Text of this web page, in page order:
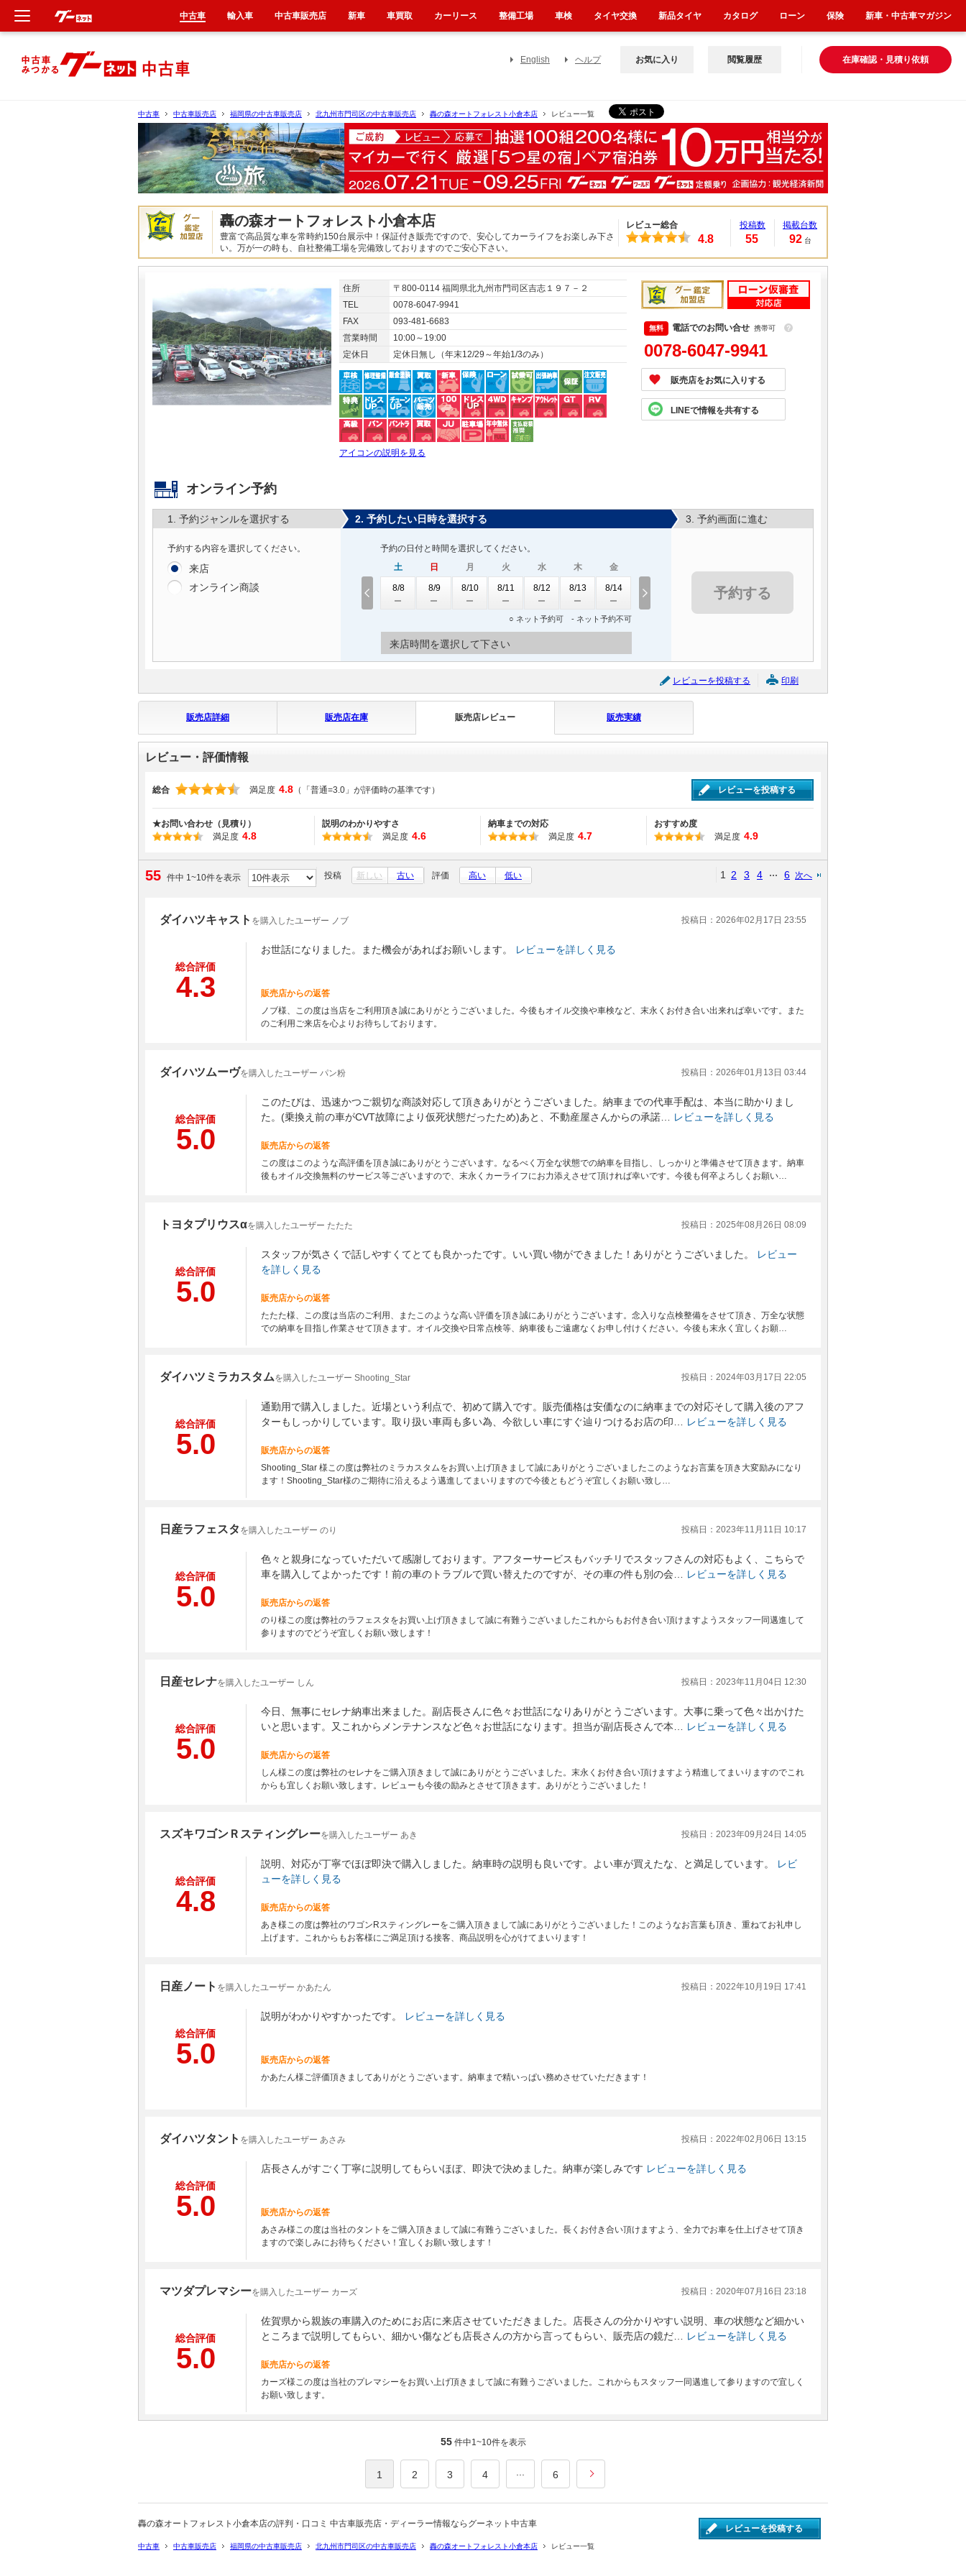
English ヘルプ 在庫確認・見積り依頼
お気に入り 閲覧履歴
中古車 中古車販売店 福岡県の中古車販売店 北九州市門司区の中古車販売店 轟の森オートフォレスト小倉本店 レビュー一覧
轟の森オートフォレスト小倉本店
豊富で高品質な車を常時約150台展示中！保証付き販売ですので、安心してカーライフをお楽しみ下さ
い。万が一の時も、自社整備工場を完備致しておりますのでご安心下さい。
レビュー総合
4.8
投稿数
55
掲載台数
92 台
住所
〒800-0114 福岡県北九州市門司区吉志１９７－２
TEL
0078-6047-9941
FAX
093-481-6683
営業時間
10:00～19:00
定休日
定休日無し（年末12/29～年始1/3のみ）
アイコンの説明を見る
電話でのお問い合せ 携帯可 ？
0078-6047-9941
販売店をお気に入りする
LINEで情報を共有する
オンライン予約
1. 予約ジャンルを選択する
予約する内容を選択してください。
来店
オンライン商談
2. 予約したい日時を選択する
予約の日付と時間を選択してください。
土
8/8
日
8/9
月
8/10
火
8/11
水
8/12
木
8/13
金
8/14
○ ネット予約可 - ネット予約不可
来店時間を選択して下さい
3. 予約画面に進む
予約する
レビューを投稿する 印刷
販売店詳細 販売店在庫 販売店レビュー 販売実績
レビュー・評価情報
総合 満足度 4.8 （「普通=3.0」が評価時の基準です） レビューを投稿する
★お問い合わせ（見積り）
満足度 4.8
説明のわかりやすさ
満足度 4.6
納車までの対応
満足度 4.7
おすすめ度
満足度 4.9
55 件中 1~10件を表示 投稿 新しい 古い 評価 高い 低い 1 2 3 4 6 次へ
ダイハツキャスト を購入したユーザー ノブ 投稿日：2026年02月17日 23:55
総合評価
4.3
お世話になりました。また機会があればお願いします。 レビューを詳しく見る
販売店からの返答
ノブ様、この度は当店をご利用頂き誠にありがとうございました。今後もオイル交換や車検など、末永くお付き合い出来れば幸いです。また
のご利用ご来店を心よりお待ちしております。
ダイハツムーヴを購入したユーザー パン粉 投稿日：2026年01月13日 03:44
総合評価
5.0
このたびは、迅速かつご親切な商談対応して頂きありがとうございました。納車までの代車手配は、本当に助かりまし
た。(乗換え前の車がCVT故障により仮死状態だったため)あと、不動産屋さんからの承諾…
レビューを詳しく見る
販売店からの返答
この度はこのような高評価を頂き誠にありがとうございます。なるべく万全な状態での納車を目指し、しっかりと準備させて頂きます。納車
後もオイル交換無料のサービス等ございますので、末永くカーライフにお力添えさせて頂ければ幸いです。今後も何卒よろしくお願い…
トヨタプリウスαを購入したユーザー たたた 投稿日：2025年08月26日 08:09
総合評価
5.0
スタッフが気さくで話しやすくてとても良かったです。いい買い物ができました！ありがとうございました。
レビュー
を詳しく見る
販売店からの返答
たたた様、この度は当店のご利用、またこのような高い評価を頂き誠にありがとうございます。念入りな点検整備をさせて頂き、万全な状態
での納車を目指し作業させて頂きます。オイル交換や日常点検等、納車後もご遠慮なくお申し付けください。今後も末永く宜しくお願…
ダイハツミラカスタムを購入したユーザー Shooting_Star 投稿日：2024年03月17日 22:05
総合評価
5.0
通勤用で購入しました。近場という利点で、初めて購入です。販売価格は安価なのに納車までの対応そして購入後のアフ
ターもしっかりしています。取り扱い車両も多い為、今欲しい車にすぐ辿りつけるお店の印…
レビューを詳しく見る
販売店からの返答
Shooting_Star 様この度は弊社のミラカスタムをお買い上げ頂きまして誠にありがとうございましたこのようなお言葉を頂き大変励みになり
ます！Shooting_Star様のご期待に沿えるよう邁進してまいりますので今後ともどうぞ宜しくお願い致し…
日産ラフェスタ を購入したユーザー のり 投稿日：2023年11月11日 10:17
総合評価
5.0
色々と親身になっていただいて感謝しております。アフターサービスもバッチリでスタッフさんの対応もよく、こちらで
車を購入してよかったです！前の車のトラブルで買い替えたのですが、その車の件も別の会…
レビューを詳しく見る
販売店からの返答
のり様この度は弊社のラフェスタをお買い上げ頂きまして誠に有難うございましたこれからもお付き合い頂けますようスタッフ一同邁進して
参りますのでどうぞ宜しくお願い致します！
日産セレナを購入したユーザー しん 投稿日：2023年11月04日 12:30
総合評価
5.0
今日、無事にセレナ納車出来ました。副店長さんに色々お世話になりありがとうございます。大事に乗って色々出かけた
いと思います。又これからメンテナンスなど色々お世話になります。担当が副店長さんで本…
レビューを詳しく見る
販売店からの返答
しん様この度は弊社のセレナをご購入頂きまして誠にありがとうございました。末永くお付き合い頂けますよう精進してまいりますのでこれ
からも宜しくお願い致します。レビューも今後の励みとさせて頂きます。ありがとうございました！
スズキワゴンＲスティングレーを購入したユーザー あき 投稿日：2023年09月24日 14:05
総合評価
4.8
説明、対応が丁寧でほぼ即決で購入しました。納車時の説明も良いです。よい車が買えたな、と満足しています。
レビ
ューを詳しく見る
販売店からの返答
あき様この度は弊社のワゴンRスティングレーをご購入頂きまして誠にありがとうございました！このようなお言葉も頂き、重ねてお礼申し
上げます。これからもお客様にご満足頂ける接客、商品説明を心がけてまいります！
日産ノート を購入したユーザー かあたん 投稿日：2022年10月19日 17:41
総合評価
5.0
説明がわかりやすかったです。 レビューを詳しく見る
販売店からの返答
かあたん様ご評価頂きましてありがとうございます。納車まで精いっぱい務めさせていただきます！
ダイハツタント を購入したユーザー あさみ 投稿日：2022年02月06日 13:15
総合評価
5.0
店長さんがすごく丁寧に説明してもらいほぼ、即決で決めました。納車が楽しみです レビューを詳しく見る
販売店からの返答
あさみ様この度は当社のタントをご購入頂きまして誠に有難うございました。長くお付き合い頂けますよう、全力でお車を仕上げさせて頂き
ますので楽しみにお待ちください！宜しくお願い致します！
マツダプレマシーを購入したユーザー カーズ 投稿日：2020年07月16日 23:18
総合評価
5.0
佐賀県から親族の車購入のためにお店に来店させていただきました。店長さんの分かりやすい説明、車の状態など細かい
ところまで説明してもらい、細かい傷なども店長さんの方から言ってもらい、販売店の鏡だ…
レビューを詳しく見る
販売店からの返答
カーズ様この度は当社のプレマシーをお買い上げ頂きまして誠に有難うございました。これからもスタッフ一同邁進して参りますので宜しく
お願い致します。
55 件中1~10件を表示
1 2 3 4 6
轟の森オートフォレスト小倉本店の評判・口コミ 中古車販売店・ディーラー情報ならグーネット中古車 レビューを投稿する
中古車 中古車販売店 福岡県の中古車販売店 北九州市門司区の中古車販売店 轟の森オートフォレスト小倉本店 レビュー一覧
中古車 輸入車 中古車販売店 新車 車買取 カーリース 整備工場 車検 タイヤ交換 新品タイヤ カタログ ローン 保険 新車・中古車マガジン
新車